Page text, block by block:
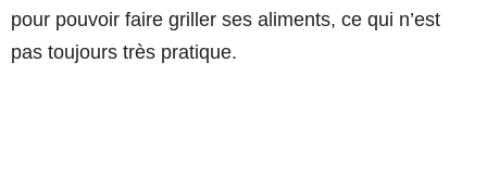
pour pouvoir faire griller ses aliments, ce qui n’est
pas toujours très pratique.